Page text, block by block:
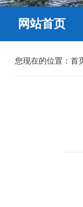
网站首页
您现在的位置： 首